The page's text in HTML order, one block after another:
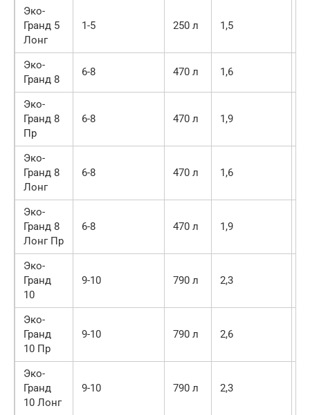
Эко-
Гранд 5
Лонг
1-5 250 л 1,5
Эко-
Гранд 8
6-8 470 л 1,6
Эко-
Гранд 8
Пр
6-8 470 л 1,9
Эко-
Гранд 8
Лонг
6-8 470 л 1,6
Эко-
Гранд 8
Лонг Пр
6-8 470 л 1,9
Эко-
Гранд
10
9-10 790 л 2,3
Эко-
Гранд
10 Пр
9-10 790 л 2,6
Эко-
Гранд
10 Лонг
9-10 790 л 2,3